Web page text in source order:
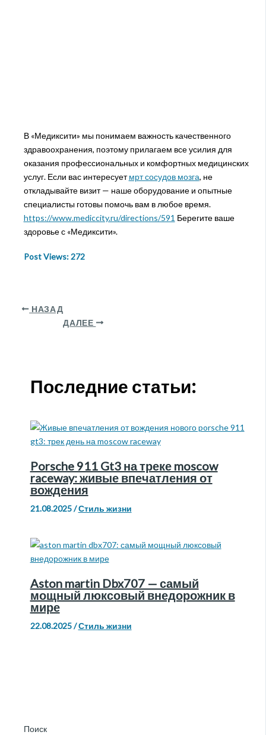
Поиск
В «Медиксити» мы понимаем важность качественного
здравоохранения, поэтому прилагаем все усилия для
оказания профессиональных и комфортных медицинских
услуг. Если вас интересуетмрт сосудов мозга, не
откладывайте визит — наше оборудование и опытные
специалисты готовы помочь вам в любое время.
https://www.mediccity.ru/directions/591 Берегите ваше
здоровье с «Медиксити».
Post Views: 272
НАЗАД
ДАЛЕЕ
Последние статьи:
Porsche 911 Gt3 на треке moscow
raceway: живые впечатления от
вождения
21.08.2025/Стиль жизни
Aston martin Dbx707 — самый
мощный люксовый внедорожник в
мире
22.08.2025/Стиль жизни